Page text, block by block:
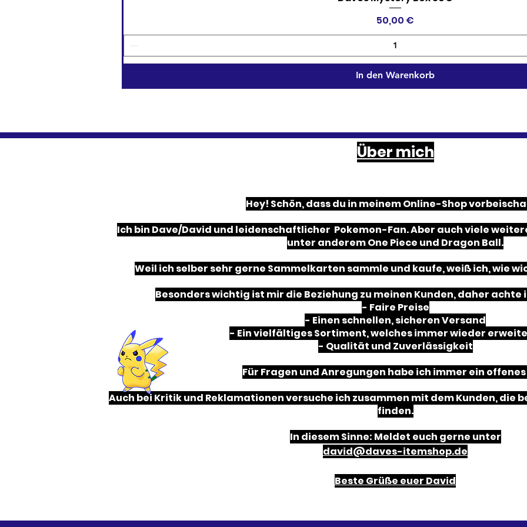
Preis
50,00 €
In den Warenkorb
Über mich
Hey! Schön, dass du in meinem Online-Shop
Ich bin Dave/David und leidenschaftlicher Pokemon-Fan. Aber auch viele
unter anderem One Piece und Dragon Ball.
Weil ich selber sehr gerne Sammelkarten sammle und kaufe, weiß ich, wie
Besonders wichtig ist mir die Beziehung zu meinen Kunden, daher achte
- Faire Preise
- Einen schnellen, sicheren Versand
- Ein vielfältiges Sortiment, welches immer wieder
- Qualität und Zuverlässigkeit
Für Fragen und Anregungen habe ich immer ein offenes
Auch bei Kritik und Reklamationen versuche ich zusammen mit dem Kunden, die
finden.
In diesem Sinne: Meldet euch gerne unter
david@daves-itemshop.de
Beste Grüße euer David